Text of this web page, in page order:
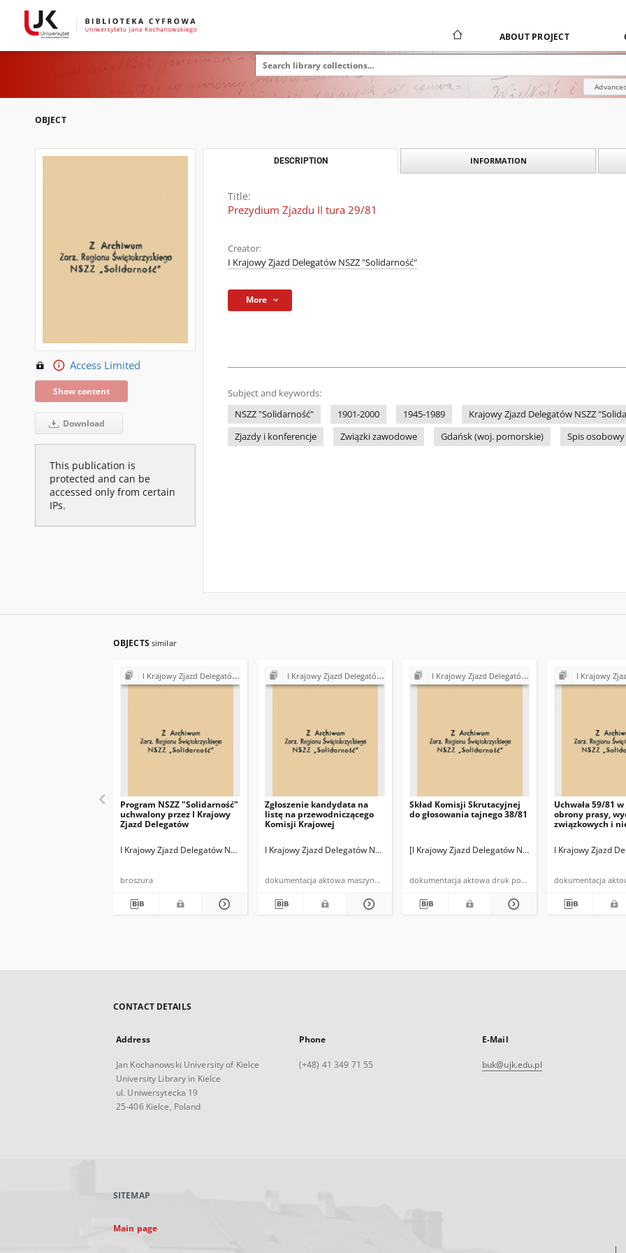
ABOUT PROJECT
OBJECT
Access Limited
Show content
Download
This publication is
protected and can be
accessed only from certain
IPs.
DESCRIPTION INFORMATION
Title:
Prezydium Zjazdu II tura 29/81
Creator:
I Krajowy Zjazd Delegatów NSZZ "Solidarność"
More
Subject and keywords:
NSZZ "Solidarność"
1901-2000 1945-1989
Krajowy Zjazd Delegatów NSZZ
Zjazdy i konferencje
Związki zawodowe Gdańsk (woj. pomorskie) Spis osobowy
OBJECTS similar
I Krajowy Zjazd Delegatów NSZZ "Solidarność" (1981)
Program NSZZ "Solidarność"
uchwalony przez I Krajowy
Zjazd Delegatów
I Krajowy Zjazd Delegatów NSZZ "Solidarność"
broszura
I Krajowy Zjazd Delegatów NSZZ "Solidarność" (1981)
Zgłoszenie kandydata na
listę na przewodniczącego
Komisji Krajowej
I Krajowy Zjazd Delegatów NSZZ "Solidarność"
dokumentacja aktowa maszynopis powielony
I Krajowy Zjazd Delegatów NSZZ "Solidarność" (1981)
Skład Komisji Skrutacyjnej
do głosowania tajnego 38/81
[I Krajowy Zjazd Delegatów NSZZ "Solidarność"]
dokumentacja aktowa druk powielony
I Krajowy Zjazd Delegatów
Uchwała 59/81
obrony prasy,
związkowych i
I Krajowy Zjazd
CONTACT DETAILS
Address
Jan Kochanowski University of Kielce
University Library in Kielce
ul. Uniwersytecka 19
25-406 Kielce, Poland
Phone
(+48) 41 349 71 55
E-Mail
buk@ujk.edu.pl
SITEMAP
Main page